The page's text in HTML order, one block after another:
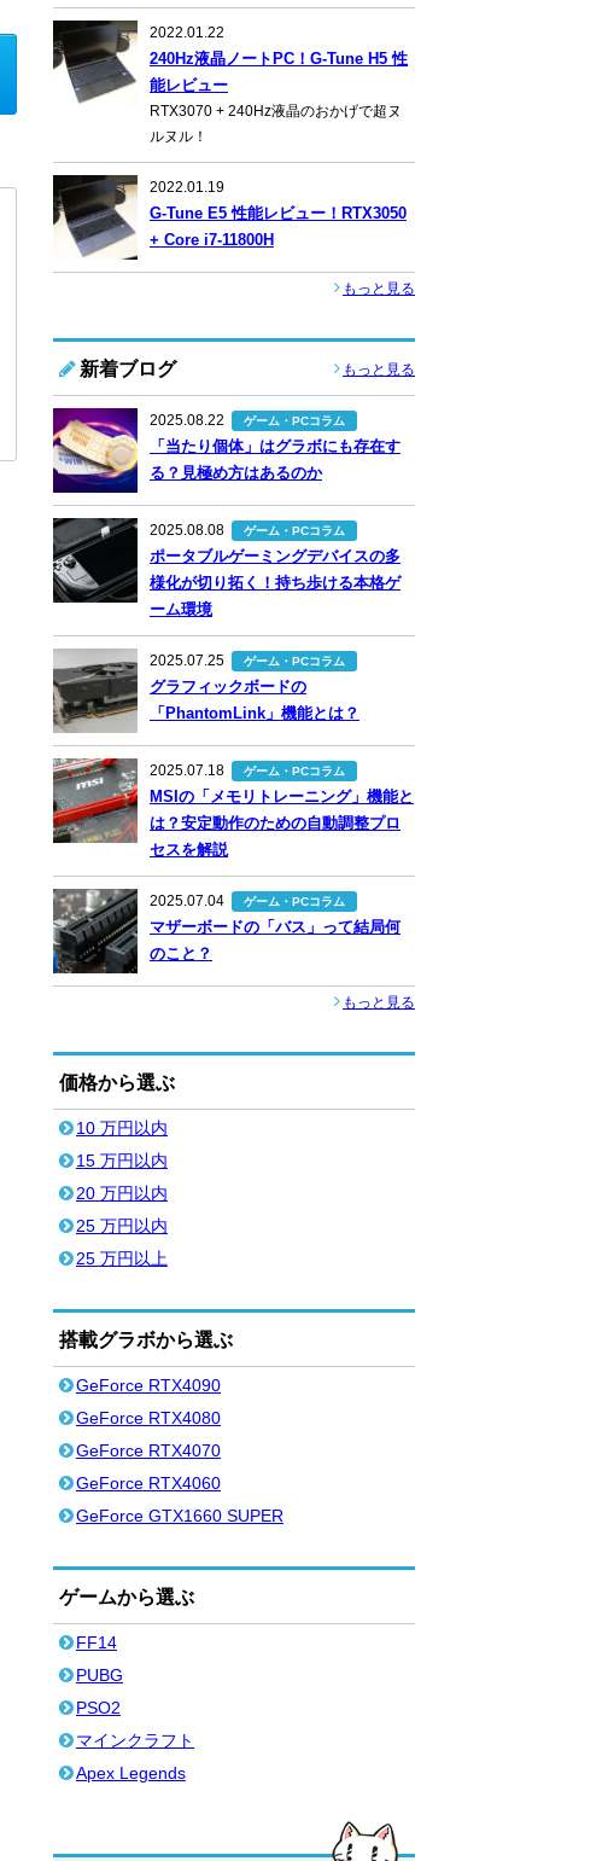
2022.01.22
240Hz液晶ノートPC！G-Tune H5 性
能レビュー
RTX3070 + 240Hz液晶のおかげで超ヌ
ルヌル！
2022.01.19
G-Tune E5 性能レビュー！RTX3050
+ Core i7-11800H
もっと見る
新着ブログ もっと見る
2025.08.22 ゲーム・PCコラム
「当たり個体」はグラボにも存在す
る？見極め方はあるのか
2025.08.08 ゲーム・PCコラム
ポータブルゲーミングデバイスの多
様化が切り拓く！持ち歩ける本格ゲ
ーム環境
2025.07.25 ゲーム・PCコラム
グラフィックボードの
「PhantomLink」機能とは？
2025.07.18 ゲーム・PCコラム
MSIの「メモリトレーニング」機能と
は？安定動作のための自動調整プロ
セスを解説
2025.07.04 ゲーム・PCコラム
マザーボードの「バス」って結局何
のこと？
もっと見る
価格から選ぶ
10 万円以内
15 万円以内
20 万円以内
25 万円以内
25 万円以上
搭載グラボから選ぶ
GeForce RTX4090
GeForce RTX4080
GeForce RTX4070
GeForce RTX4060
GeForce GTX1660 SUPER
ゲームから選ぶ
FF14
PUBG
PSO2
マインクラフト
Apex Legends